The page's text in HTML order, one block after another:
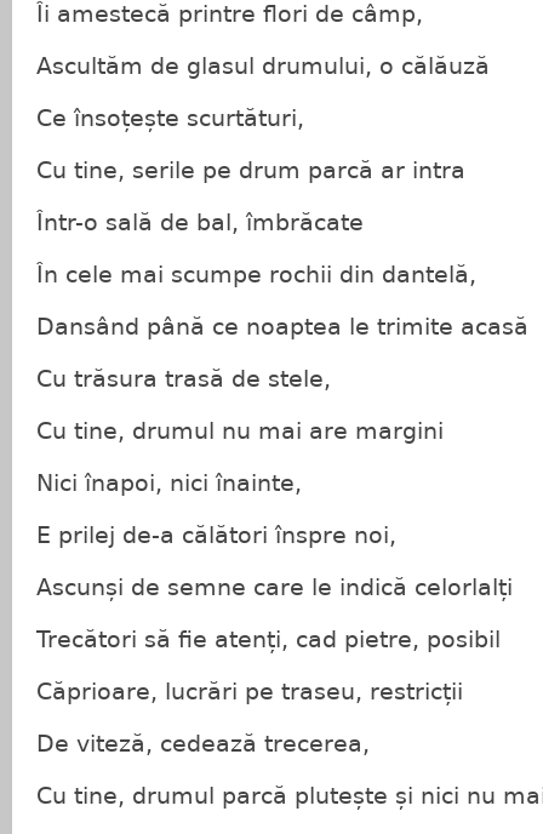
Îi amestecă printre flori de câmp,
Ascultăm de glasul drumului, o călăuză
Ce însoțește scurtături,
Cu tine, serile pe drum parcă ar intra
Într-o sală de bal, îmbrăcate
În cele mai scumpe rochii din dantelă,
Dansând până ce noaptea le trimite acasă
Cu trăsura trasă de stele,
Cu tine, drumul nu mai are margini
Nici înapoi, nici înainte,
E prilej de-a călători înspre noi,
Ascunși de semne care le indică celorlalți
Trecători să fie atenți, cad pietre, posibil
Căprioare, lucrări pe traseu, restricții
De viteză, cedează trecerea,
Cu tine, drumul parcă plutește și nici nu